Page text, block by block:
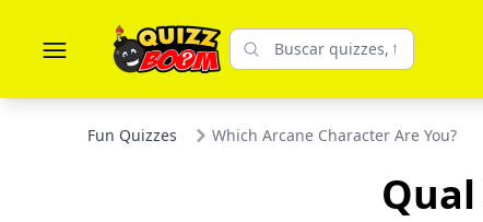
Fun Quizzes Which Arcane Character Are You?